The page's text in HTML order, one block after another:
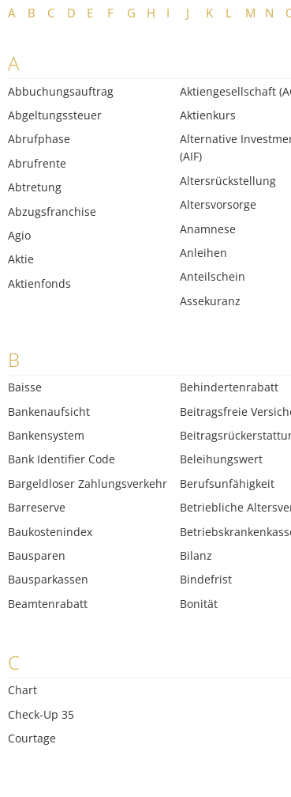
A B C D E F G H I J K L M N
A
Abbuchungsauftrag
Abgeltungssteuer
Abrufphase
Abrufrente
Abtretung
Abzugsfranchise
Agio
Aktie
Aktienfonds
Aktiengesellschaft
Aktienkurs
Alternative
(AIF)
Altersrückstellung
Altersvorsorge
Anamnese
Anleihen
Anteilschein
Assekuranz
B
Baisse
Bankenaufsicht
Bankensystem
Bank Identifier Code
Bargeldloser Zahlungsverkehr
Barreserve
Baukostenindex
Bausparen
Bausparkassen
Beamtenrabatt
Behindertenrabatt
Beitragsfreie
Beleihungswert
Berufsunfähigkeit
Betriebliche
Bilanz
Bindefrist
Bonität
C
Chart
Check-Up 35
Courtage